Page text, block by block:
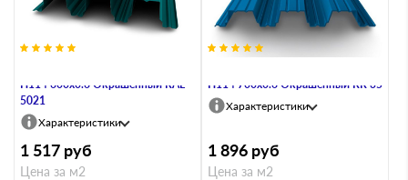
Н114 600х0.6 Окрашенный RAL
5021
Характеристики
1 517 руб
Цена за м2
Н114 700х0.6 Окрашенный RR 35
Характеристики
1 896 руб
Цена за м2